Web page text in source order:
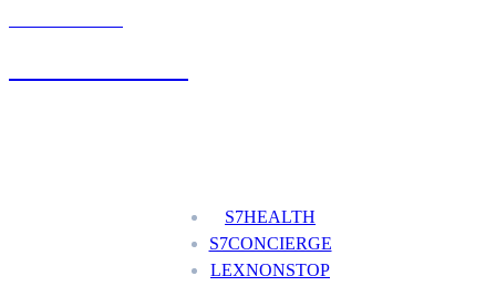
S7HEALTH
S7CONCIERGE
LEXNONSTOP